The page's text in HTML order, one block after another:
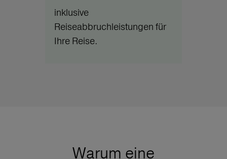
inklusive
Reiseabbruchleistungen für
Ihre Reise.
Warum eine